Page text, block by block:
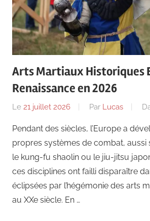
Arts Martiaux Historiques
Renaissance en 2026
Le 21 juillet 2026 Par Lucas
Pendant des siècles, l’Europe a
propres systèmes de combat, aussi
le kung-fu shaolin ou le jiu-jitsu
ces disciplines ont failli disparaître
éclipsées par l’hégémonie des arts
au XXe siècle. En …